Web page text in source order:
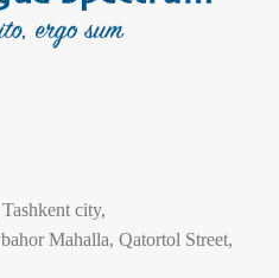
city,
Mahalla, Qatortol Street,